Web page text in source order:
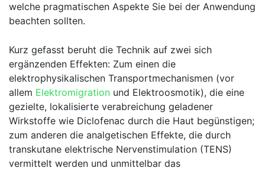
welche​ pragmatischen Aspekte ⁢Sie‍ bei der Anwendung
beachten sollten.
Kurz gefasst beruht die Technik auf⁤ zwei sich
ergänzenden Effekten:⁤ Zum einen die
elektrophysikalischen Transportmechanismen (vor
allem Elektromigration und ​Elektroosmotik), die eine
gezielte, lokalisierte verabreichung geladener
Wirkstoffe wie Diclofenac durch die Haut⁢ begünstigen;
zum anderen die ⁣analgetischen Effekte, die durch
transkutane elektrische Nervenstimulation (TENS)
vermittelt werden​ und unmittelbar das